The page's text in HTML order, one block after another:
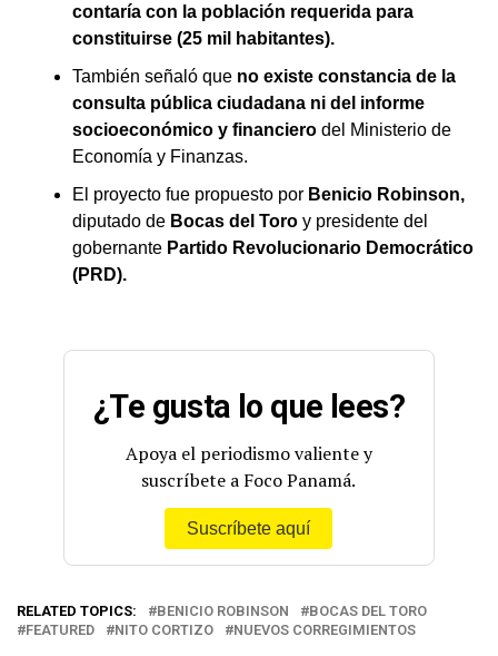
contaría con la población requerida para
constituirse (25 mil habitantes).
También señaló que no existe constancia de la
consulta pública ciudadana ni del informe
socioeconómico y financiero del Ministerio de
Economía y Finanzas.
El proyecto fue propuesto por Benicio Robinson,
diputado de Bocas del Toro y presidente del
gobernante Partido Revolucionario Democrático
(PRD).
¿Te gusta lo que lees?
Apoya el periodismo valiente y
suscríbete a Foco Panamá.
Suscríbete aquí
RELATED TOPICS: BENICIO ROBINSON
BOCAS DEL TORO
FEATURED
NITO CORTIZO NUEVOS CORREGIMIENTOS